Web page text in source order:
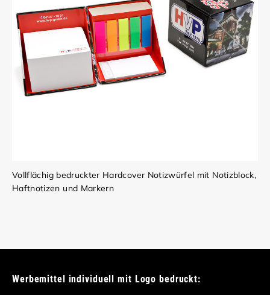
Vollflächig bedruckter Hardcover Notizwürfel mit Notizblock,
Haftnotizen und Markern
Werbemittel individuell mit Logo bedruckt: